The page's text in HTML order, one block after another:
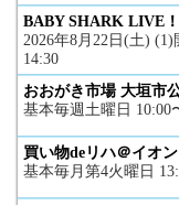
BABY SHARK LIVE
2026年8月22日(土)
14:30
おおがき市場 大垣市
基本毎週土曜日 10:00
買い物deリハ＠イオ
基本毎月第4火曜日